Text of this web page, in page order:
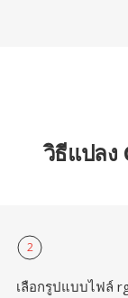
วิธีแปลง
2
เลือกรูปแบบไฟล์